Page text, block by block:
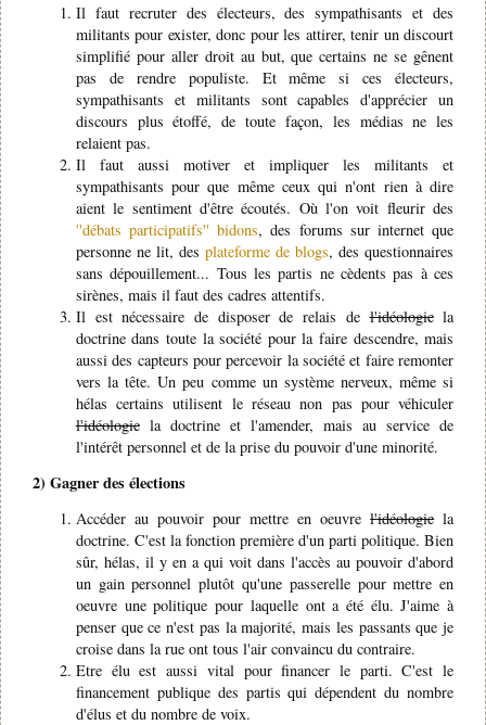
Il faut recruter des électeurs, des sympathisants et des
militants pour exister, donc pour les attirer, tenir un discourt
simplifié pour aller droit au but, que certains ne se gênent
pas de rendre populiste. Et même si ces électeurs,
sympathisants et militants sont capables d'apprécier un
discours plus étoffé, de toute façon, les médias ne les
relaient pas.
Il faut aussi motiver et impliquer les militants et
sympathisants pour que même ceux qui n'ont rien à dire
aient le sentiment d'être écoutés. Où l'on voit fleurir des
''débats participatifs'' bidons, des forums sur internet que
personne ne lit, des plateforme de blogs, des questionnaires
sans dépouillement... Tous les partis ne cèdents pas à ces
sirènes, mais il faut des cadres attentifs.
Il est nécessaire de disposer de relais del'idéologiela
doctrine dans toute la société pour la faire descendre, mais
aussi des capteurs pour percevoir la société et faire remonter
vers la tête. Un peu comme un système nerveux, même si
hélas certains utilisent le réseau non pas pour véhiculer
l'idéologiela doctrine et l'amender, mais au service de
l'intérêt personnel et de la prise du pouvoir d'une minorité.
2) Gagner des élections
Accéder au pouvoir pour mettre en oeuvrel'idéologiela
doctrine. C'est la fonction première d'un parti politique. Bien
sûr, hélas, il y en a qui voit dans l'accès au pouvoir d'abord
un gain personnel plutôt qu'une passerelle pour mettre en
oeuvre une politique pour laquelle ont a été élu. J'aime à
penser que ce n'est pas la majorité, mais les passants que je
croise dans la rue ont tous l'air convaincu du contraire.
Etre élu est aussi vital pour financer le parti. C'est le
financement publique des partis qui dépendent du nombre
d'élus et du nombre de voix.